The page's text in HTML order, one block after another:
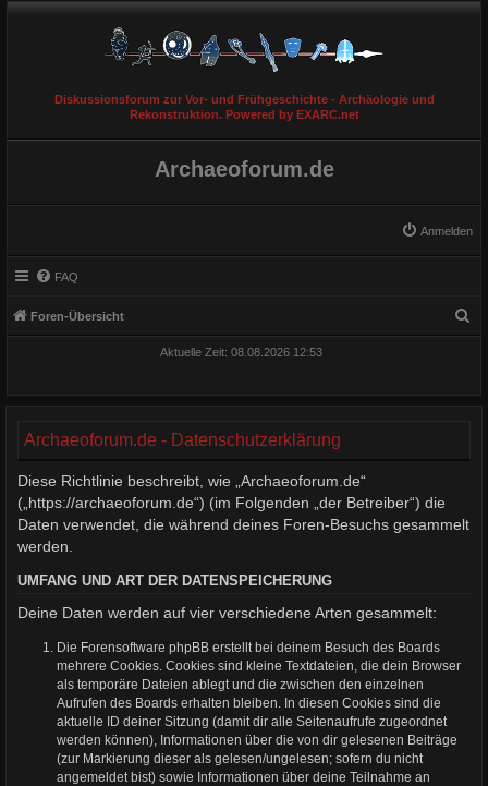
Diskussionsforum zur Vor- und Frühgeschichte - Archäologie und
Rekonstruktion. Powered by EXARC.net
Archaeoforum.de
Anmelden
FAQ
Foren-Übersicht
Aktuelle Zeit: 08.08.2026 12:53
Archaeoforum.de - Datenschutzerklärung
Diese Richtlinie beschreibt, wie „Archaeoforum.de“
(„https://archaeoforum.de“) (im Folgenden „der Betreiber“) die
Daten verwendet, die während deines Foren-Besuchs gesammelt
werden.
UMFANG UND ART DER DATENSPEICHERUNG
Deine Daten werden auf vier verschiedene Arten gesammelt:
Die Forensoftware phpBB erstellt bei deinem Besuch des Boards
mehrere Cookies. Cookies sind kleine Textdateien, die dein Browser
als temporäre Dateien ablegt und die zwischen den einzelnen
Aufrufen des Boards erhalten bleiben. In diesen Cookies sind die
aktuelle ID deiner Sitzung (damit dir alle Seitenaufrufe zugeordnet
werden können), Informationen über die von dir gelesenen Beiträge
(zur Markierung dieser als gelesen/ungelesen; sofern du nicht
angemeldet bist) sowie Informationen über deine Teilnahme an